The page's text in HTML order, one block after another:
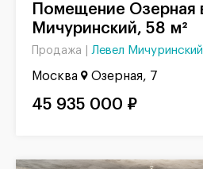
Помещение Озерная в ЖК Левел
Мичуринский, 58 м²
Продажа | Левел Мичуринский
Москва Озерная, 7
45 935 000 ₽